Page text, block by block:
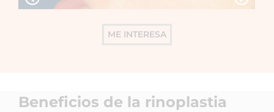
ME INTERESA
Beneficios de la rinoplastia